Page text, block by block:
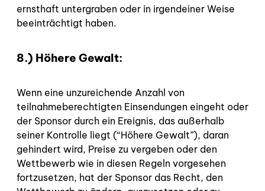
ernsthaft untergraben oder in irgendeiner Weise
beeinträchtigt haben.
8.) Höhere Gewalt:
Wenn eine unzureichende Anzahl von
teilnahmeberechtigten Einsendungen eingeht oder
der Sponsor durch ein Ereignis, das außerhalb
seiner Kontrolle liegt (“Höhere Gewalt”), daran
gehindert wird, Preise zu vergeben oder den
Wettbewerb wie in diesen Regeln vorgesehen
fortzusetzen, hat der Sponsor das Recht, den